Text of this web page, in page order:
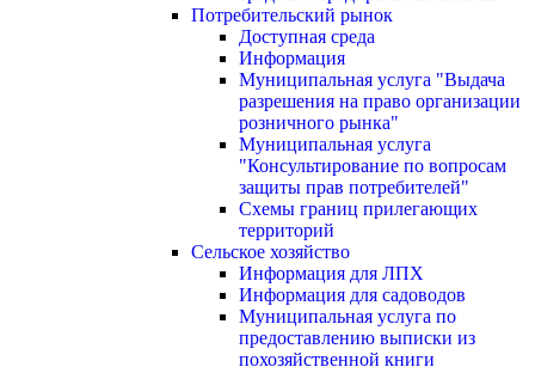
Потребительский рынок
Доступная среда
Информация
Муниципальная услуга "Выдача
разрешения на право организации
розничного рынка"
Муниципальная услуга
"Консультирование по вопросам
защиты прав потребителей"
Схемы границ прилегающих
территорий
Сельское хозяйство
Информация для ЛПХ
Информация для садоводов
Муниципальная услуга по
предоставлению выписки из
похозяйственной книги